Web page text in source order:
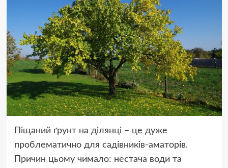
Піщаний ґрунт на ділянці – це дуже
проблематично для садівників-аматорів.
Причин цьому чимало: нестача води та